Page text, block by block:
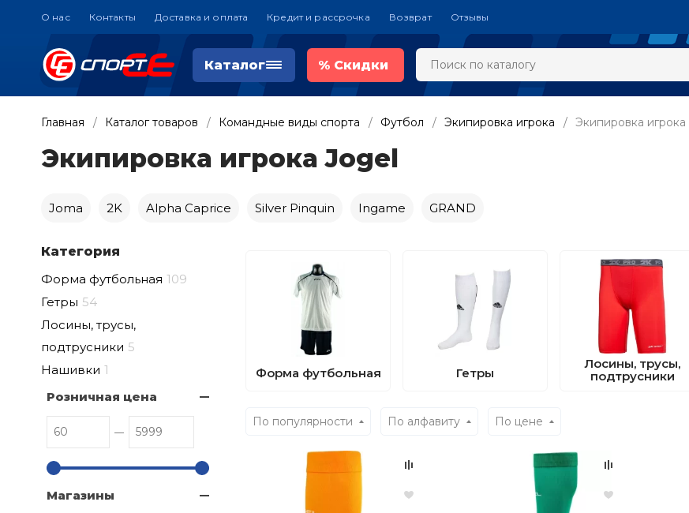
О нас Контакты Доставка и оплата Кредит и рассрочка Возврат Отзывы
Каталог % Скидки
Главная Каталог товаров Командные виды спорта Футбол Экипировка игрока Экипировка игрока
Экипировка игрока Jogel
Joma 2K Alpha Caprice Silver Pinquin Ingame GRAND
Категория
Форма футбольная 109
Гетры 54
Лосины, трусы,
подтрусники 5
Нашивки 1
Розничная цена
Магазины
Форма футбольная Гетры
Лосины, трусы,
подтрусники
По популярности По алфавиту По цене